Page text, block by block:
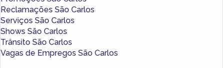
Reclamações São Carlos
Serviços São Carlos
Shows São Carlos
Trânsito São Carlos
Vagas de Empregos São Carlos